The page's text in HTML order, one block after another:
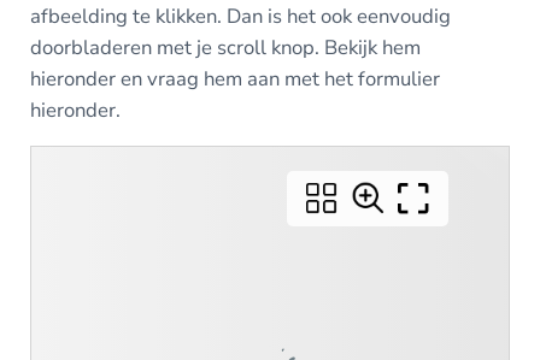
afbeelding te klikken. Dan is het ook eenvoudig
doorbladeren met je scroll knop. Bekijk hem
hieronder en vraag hem aan met het formulier
hieronder.